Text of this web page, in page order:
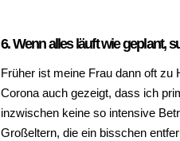
6. Wenn alles läuft wie geplant,
Früher ist meine Frau dann oft zu
Corona auch gezeigt, dass ich
inzwischen keine so intensive
Großeltern, die ein bisschen